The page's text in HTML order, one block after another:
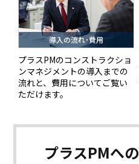
導入の流れ･費用
プラスPMのコンストラクショ
ンマネジメントの導入までの
流れと、費用についてご覧い
ただけます。
プラスPMへの